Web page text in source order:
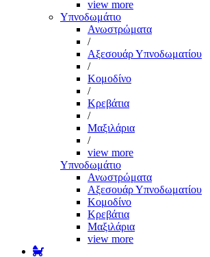
view more
Υπνοδωμάτιο
Ανωστρώματα
/
Αξεσουάρ Υπνοδωματίου
/
Κομοδίνο
/
Κρεβάτια
/
Μαξιλάρια
/
view more
Υπνοδωμάτιο
Ανωστρώματα
Αξεσουάρ Υπνοδωματίου
Κομοδίνο
Κρεβάτια
Μαξιλάρια
view more